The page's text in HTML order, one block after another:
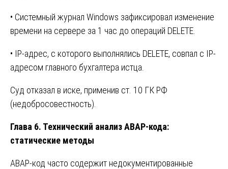
• Системный журнал Windows зафиксировал изменение
времени на сервере за 1 час до операций DELETE.
• IP-адрес, с которого выполнялись DELETE, совпал с IP-
адресом главного бухгалтера истца.
Суд отказал в иске, применив ст. 10 ГК РФ
(недобросовестность).
Глава 6. Технический анализ ABAP-кода:
статические методы
ABAP-код часто содержит недокументированные